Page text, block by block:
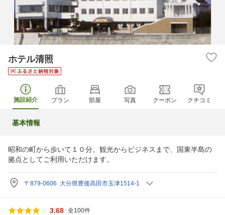
ホテル清照
施設紹介 プラン 部屋 写真 クーポン クチコミ
基本情報
昭和の町から歩いて１０分。観光からビジネスまで、国東半島の
拠点としてご利用いただけます。
〒879-0606 大分県豊後高田市玉津1514-1
3.68 全100件